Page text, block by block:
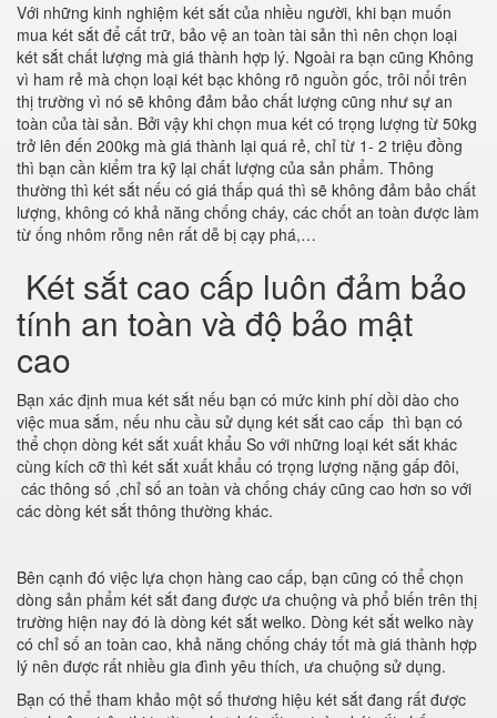
Với những kinh nghiệm két sắt của nhiều người, khi bạn muốn
mua két sắt để cất trữ, bảo vệ an toàn tài sản thì nên chọn loại
két sắt chất lượng mà giá thành hợp lý. Ngoài ra bạn cũng Không
vì ham rẻ mà chọn loại két bạc không rõ nguồn gốc, trôi nổi trên
thị trường vì nó sẽ không đảm bảo chất lượng cũng như sự an
toàn của tài sản. Bởi vậy khi chọn mua két có trọng lượng từ 50kg
trở lên đến 200kg mà giá thành lại quá rẻ, chỉ từ 1- 2 triệu đồng
thì bạn cần kiểm tra kỹ lại chất lượng của sản phẩm. Thông
thường thì két sắt nếu có giá thấp quá thì sẽ không đảm bảo chất
lượng, không có khả năng chống cháy, các chốt an toàn được làm
từ ống nhôm rỗng nên rất dễ bị cạy phá,…
Két sắt cao cấp luôn đảm bảo
tính an toàn và độ bảo mật
cao
Bạn xác định mua két sắt nếu bạn có mức kinh phí dồi dào cho
việc mua sắm, nếu nhu cầu sử dụng két sắt cao cấp thì bạn có
thể chọn dòng két sắt xuất khẩu So với những loại két sắt khác
cùng kích cỡ thì két sắt xuất khẩu có trọng lượng nặng gấp đôi,
các thông số ,chỉ số an toàn và chống cháy cũng cao hơn so với
các dòng két sắt thông thường khác.
Bên cạnh đó việc lựa chọn hàng cao cấp, bạn cũng có thể chọn
dòng sản phẩm két sắt đang được ưa chuộng và phổ biến trên thị
trường hiện nay đó là dòng két sắt welko. Dòng két sắt welko này
có chỉ số an toàn cao, khả năng chống cháy tốt mà giá thành hợp
lý nên được rất nhiều gia đình yêu thích, ưa chuộng sử dụng.
Bạn có thể tham khảo một số thương hiệu két sắt đang rất được